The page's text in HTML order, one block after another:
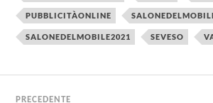
PUBBLICITÀONLINE
SALONEDELMOBILE2021 SEVESO
PRECEDENTE